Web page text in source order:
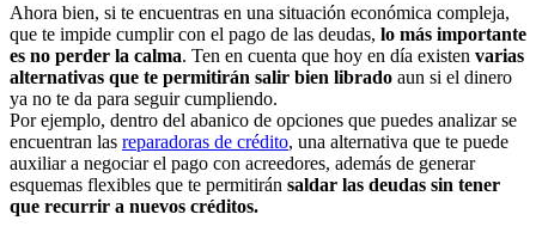
Ahora bien, si te encuentras en una situación económica compleja,
que te impide cumplir con el pago de las deudas, lo más importante
es no perder la calma. Ten en cuenta que hoy en día existen varias
alternativas que te permitirán salir bien librado aun si el dinero
ya no te da para seguir cumpliendo.
Por ejemplo, dentro del abanico de opciones que puedes analizar se
encuentran las reparadoras de crédito, una alternativa que te puede
auxiliar a negociar el pago con acreedores, además de generar
esquemas flexibles que te permitirán saldar las deudas sin tener
que recurrir a nuevos créditos.